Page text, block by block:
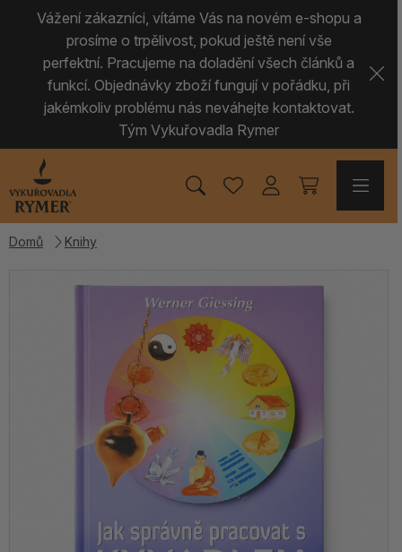
Vážení zákazníci, vítáme Vás na novém e-shopu a
prosíme o trpělivost, pokud ještě není vše
perfektní. Pracujeme na doladění všech článků a
funkcí. Objednávky zboží fungují v pořádku, při
jakémkoliv problému nás neváhejte kontaktovat.
Tým Vykuřovadla Rymer
Domů Knihy